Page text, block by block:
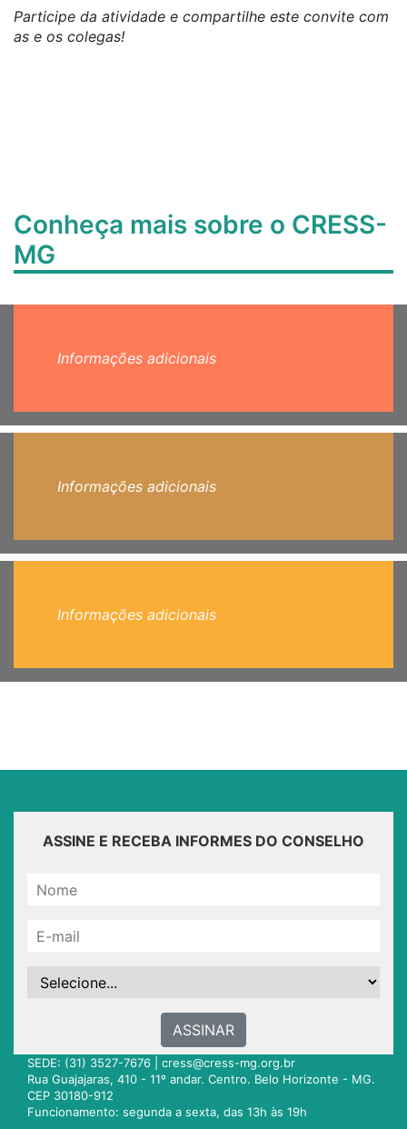
Participe da atividade e compartilhe este convite com
as e os colegas!
Conheça mais sobre o CRESS-
MG
Informações adicionais
Informações adicionais
Informações adicionais
ASSINE E RECEBA INFORMES DO CONSELHO
ASSINAR
SEDE: (31) 3527-7676 | cress@cress-mg.org.br
Rua Guajajaras, 410 - 11º andar. Centro. Belo Horizonte - MG.
CEP 30180-912
Funcionamento: segunda a sexta, das 13h às 19h